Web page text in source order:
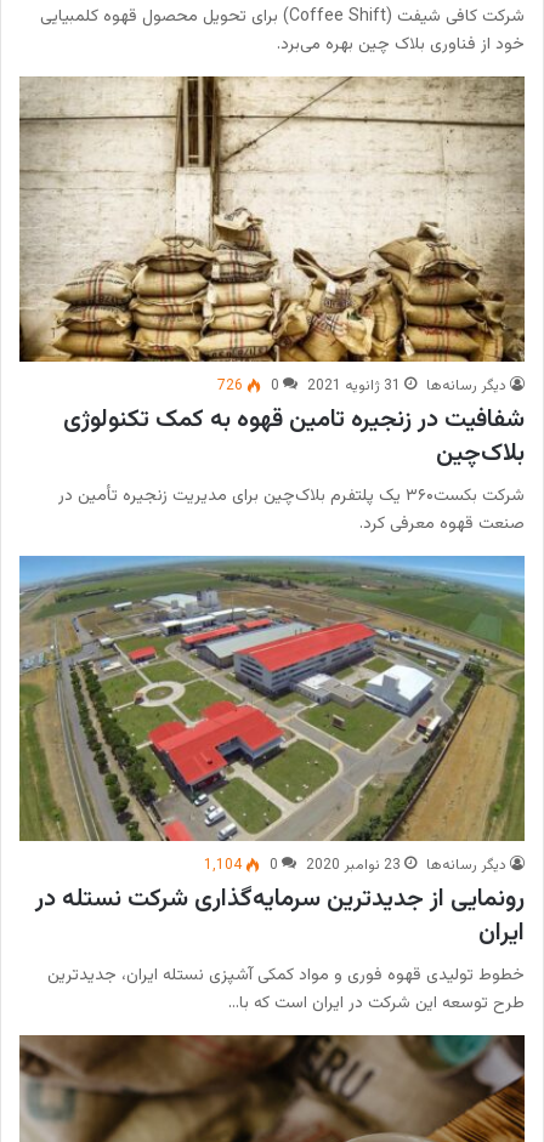
شرکت کافی شیفت (Coffee Shift) برای تحویل محصول قهوه کلمبیایی
خود از فناوری بلاک چین بهره می‌برد.
دیگر رسانه‌ها 31 ژانویه 2021 0
726
شفافیت در زنجیره تامین قهوه به کمک تکنولوژی
بلاک‌چین
شرکت بکست۳۶۰ یک پلتفرم بلاک‌چین برای مدیریت زنجیره تأمین در
صنعت قهوه معرفی کرد.
دیگر رسانه‌ها 23 نوامبر 2020 0
1,104
رونمایی از جدیدترین سرمایه‌گذاری شرکت نستله در
ایران
خطوط تولیدی قهوه فوری و مواد کمکی آشپزی نستله ایران، جدیدترین
طرح توسعه این شرکت در ایران است که با…